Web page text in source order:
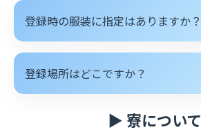
登録時の服装に指定はありますか？
登録場所はどこですか？
▶ 寮について